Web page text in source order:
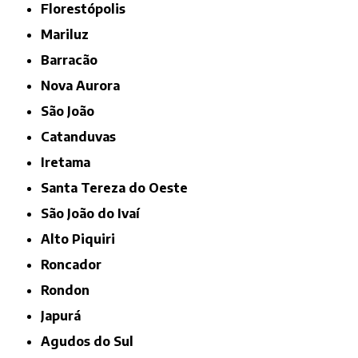
Florestópolis
Mariluz
Barracão
Nova Aurora
São João
Catanduvas
Iretama
Santa Tereza do Oeste
São João do Ivaí
Alto Piquiri
Roncador
Rondon
Japurá
Agudos do Sul